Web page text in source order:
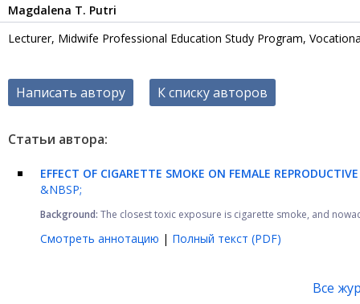
Magdalena T. Putri
Lecturer, Midwife Professional Education Study Program,
Написать автору К списку авторов
Статьи автора:
EFFECT OF CIGARETTE SMOKE ON FEMALE
&NBSP;
Background: The closest toxic exposure is cigarette smoke, and
Смотреть аннотацию | Полный текст (PDF)
Все